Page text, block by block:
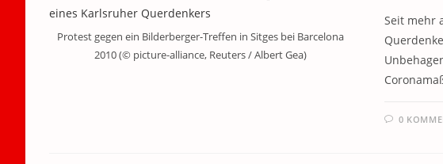
Protest gegen ein Bilderberger-Treffen in Sitges bei Barcelona
2010 (© picture-alliance, Reuters / Albert Gea)
Seit mehr
0